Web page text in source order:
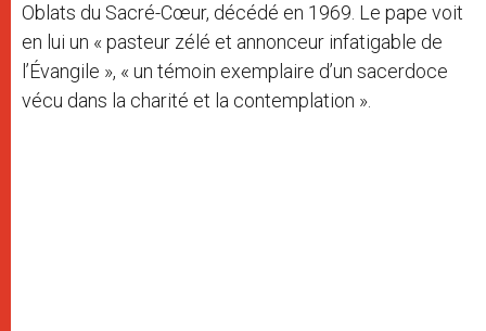
Oblats du Sacré-Cœur, décédé en 1969. Le pape voit
en lui un « pasteur zélé et annonceur infatigable de
l’Évangile », « un témoin exemplaire d’un sacerdoce
vécu dans la charité et la contemplation ».